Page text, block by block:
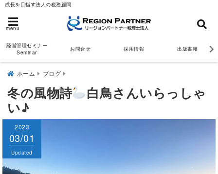
成長を目指す法人の税務顧問
menu
経営管理セミナー
Seminar
お問合せ 採用情報 出版書籍
ホーム ブログ
冬の風物詩
白鳥さんいらっしゃ
い♪
2023
03/01
Updated
2023
03/01
Published